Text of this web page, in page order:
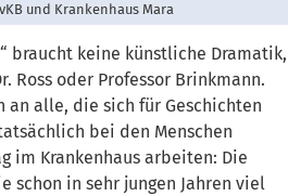
und Krankenhaus Mara
braucht keine künstliche Dramatik,
Ross oder Professor Brinkmann.
an alle, die sich für Geschichten
bei den Menschen
im Krankenhaus arbeiten: Die
schon in sehr jungen Jahren viel